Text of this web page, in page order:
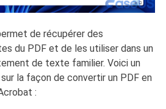
de récupérer des
du PDF et de les utiliser dans un
de texte familier. Voici un
la façon de convertir un PDF en
: